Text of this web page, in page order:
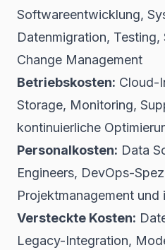
Softwareentwicklung,
Datenmigration, Testing,
Change Management
Betriebskosten: Cloud-
Storage, Monitoring,
kontinuierliche
Personalkosten: Data
Engineers, DevOps-
Projektmanagement und
Versteckte Kosten:
Legacy-Integration,